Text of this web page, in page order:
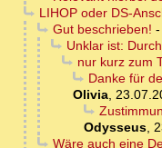
LIHOP oder DS-
Gut beschrieben! -
Unklar ist:
nur kurz zum
Danke für
Olivia,
Odysseus,
Wäre auch eine